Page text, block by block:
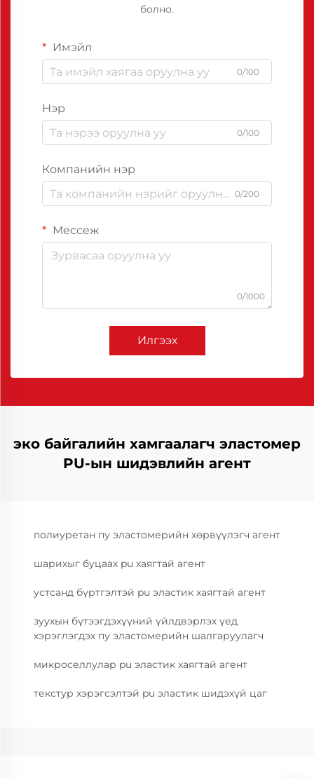
болно.
Имэйл
0/100
Нэр
0/100
Компанийн нэр
0/200
Мессеж
0/1000
Илгээх
эко байгалийн хамгаалагч эластомер
PU-ын шидэвлийн агент
полиуретан пу эластомерийн хөрвүүлэгч агент
шарихыг буцаах pu хаягтай агент
устсанд бүртгэлтэй pu эластик хаягтай агент
зуухын бүтээгдэхүүний үйлдвэрлэх үед
хэрэглэгдэх пу эластомерийн шалгаруулагч
микроселлулар pu эластик хаягтай агент
текстур хэрэгсэлтэй pu эластик шидэхүй цаг